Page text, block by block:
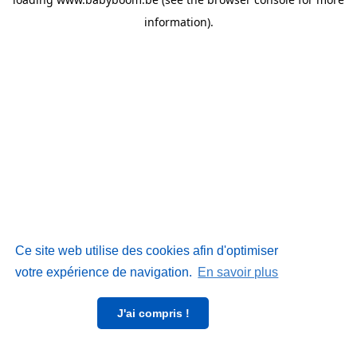
Ce site web utilise des cookies afin d'optimiser
votre expérience de navigation. En savoir plus
J'ai compris !
information).